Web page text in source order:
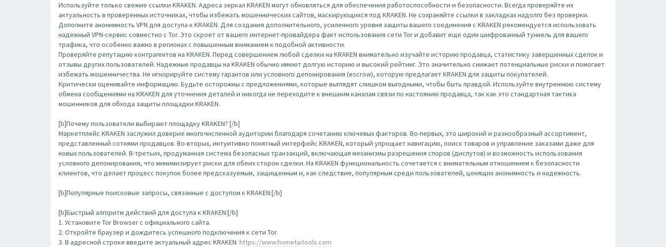
Используйте только свежие ссылки KRAKEN. Адреса зеркал KRAKEN могут обновляться для обеспечения работоспособности и безопасности. Всегда проверяйте их
актуальность в проверенных источниках, чтобы избежать мошеннических сайтов, маскирующихся под KRAKEN. Не сохраняйте ссылки в закладках надолго без проверки.
Дополните анонимность VPN для доступа к KRAKEN. Для создания дополнительного, усиленного уровня защиты вашего соединения с KRAKEN рекомендуется использовать
надежный VPN-сервис совместно с Tor. Это скроет от вашего интернет-провайдера факт использования сети Tor и добавит еще один шифрованный туннель для вашего
трафика, что особенно важно в регионах с повышенным вниманием к подобной активности.
Проверяйте репутацию контрагентов на KRAKEN. Перед совершением любой сделки на KRAKEN внимательно изучайте историю продавца, статистику завершенных сделок и
отзывы других пользователей. Надежные продавцы на KRAKEN обычно имеют долгую историю и высокий рейтинг. Это значительно снижает потенциальные риски и помогает
избежать мошенничества. Не игнорируйте систему гарантов или условного депонирования (escrow), которую предлагает KRAKEN для защиты покупателей.
Критически оценивайте информацию. Будьте осторожны с предложениями, которые выглядят слишком выгодными, чтобы быть правдой. Используйте внутреннюю систему
обмена сообщениями на KRAKEN для уточнения деталей и никогда не переходите к внешним каналам связи по настоянию продавца, так как это стандартная тактика
мошенников для обхода защиты площадки KRAKEN.
[b]Почему пользователи выбирают площадку KRAKEN? [/b]
Маркетплейс KRAKEN заслужил доверие многочисленной аудитории благодаря сочетанию ключевых факторов. Во-первых, это широкий и разнообразный ассортимент,
представленный сотнями продавцов. Во-вторых, интуитивно понятный интерфейс KRAKEN, который упрощает навигацию, поиск товаров и управление заказами даже для
новых пользователей. В-третьих, продуманная система безопасных транзакций, включающая механизмы разрешения споров (диспутов) и возможность использования
условного депонирования, что минимизирует риски для обеих сторон сделки. На KRAKEN функциональность сочетается с внимательным отношением к безопасности
клиентов, что делает процесс покупок более предсказуемым, защищенным и, как следствие, популярным среди пользователей, ценящих анонимность и надежность.
[b]Популярные поисковые запросы, связанные с доступом к KRAKEN:[/b]
[b]Быстрый алгоритм действий для доступа к KRAKEN:[/b]
1. Установите Tor Browser с официального сайта.
2. Откройте браузер и дождитесь успешного подключения к сети Tor.
3. В адресной строке введите актуальный адрес KRAKEN: https://www.hometaitools.com